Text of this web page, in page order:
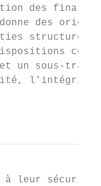
des finalités,
des
et un sous-
à leur